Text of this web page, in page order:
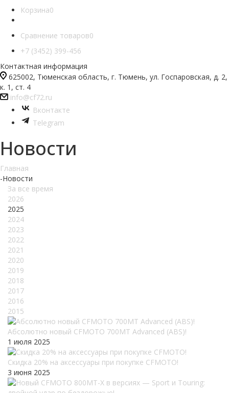
Корзина0
Сравнение товаров0
+7 (3452) 399-456
Контактная информация
625002, Тюменская область, г. Тюмень, ул. Госпаровская, д. 2,
к. 1, ст. 4
info@cf72.ru
Вконтакте
Telegram
Новости
Главная
-Новости
За все время
2026
2025
2024
2023
2022
2021
2020
2019
2018
2017
2016
2015
Абсолютно новый CFMOTO 700MT Advanced (ABS)!
1 июля 2025
Скидка 20% на аксессуары при покупке CFMOTO!
3 июня 2025